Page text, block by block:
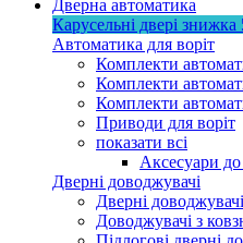
Дверна автоматика
Карусельні двері знижка
Автоматика для воріт
Комплекти
Комплекти
Комплекти
Приводи для воріт
показати всі
Аксесуари
Дверні доводжувачі
Дверні
Доводжувачі з